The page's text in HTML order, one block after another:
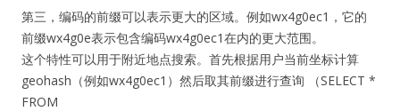
第三，编码的前缀可以表示更大的区域。例如wx4g0ec1，它的
前缀wx4g0e表示包含编码wx4g0ec1在内的更大范围。
这个特性可以用于附近地点搜索。首先根据用户当前坐标计算
geohash（例如wx4g0ec1）然后取其前缀进行查询 （SELECT *
FROM